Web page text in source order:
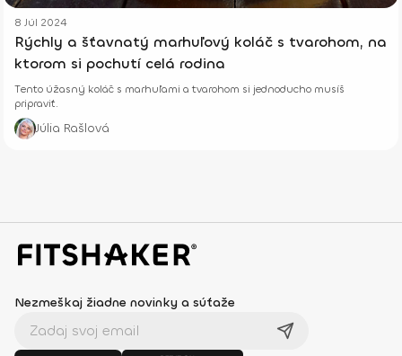
8 Júl 2024
Rýchly a šťavnatý marhuľový koláč s tvarohom, na
ktorom si pochutí celá rodina
Tento úžasný koláč s marhuľami a tvarohom si jednoducho musíš
pripraviť.
Júlia Rašlová
Nezmeškaj žiadne novinky a súťaže